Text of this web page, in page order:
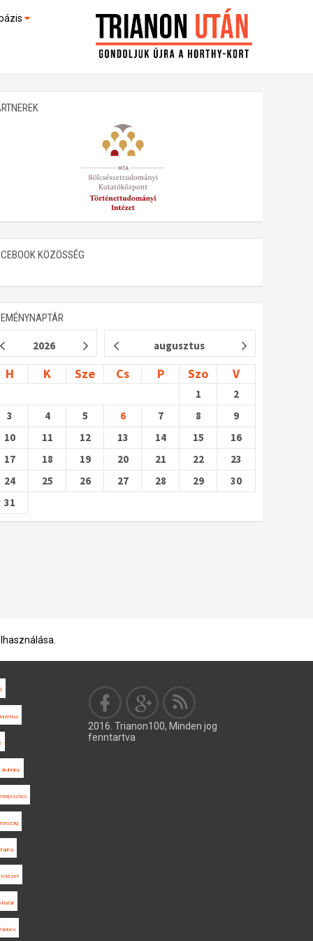
(feltöltés alatt)
KÖZÖSSÉG
2026 augusztus
H K Sze Cs P Szo V
1
2
3
4 5 6 7 8
9
10
11 12 13 14 15
16
17
18 19 20 21 22
23
24
25 26 27 28 29
30
31
áruhiány
Intézet
határ
2016. Trianon100, Minden jog
fenntartva